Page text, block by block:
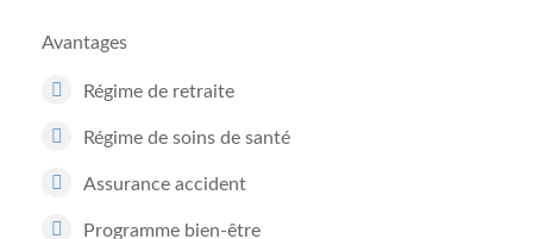
Avantages
Régime de retraite
Régime de soins de santé
Assurance accident
Programme bien-être